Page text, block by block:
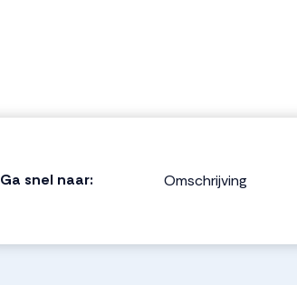
Ga snel naar: Omschrijving